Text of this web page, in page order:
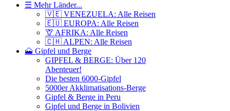
☰ Mehr Länder...
🇻🇪 VENEZUELA: Alle Reisen
🇪🇺 EUROPA: Alle Reisen
🦒 AFRIKA: Alle Reisen
🇨🇭 ALPEN: Alle Reisen
🗻 Gipfel und Berge
GIPFEL & BERGE: Über 120
Abenteuer!
Die besten 6000-Gipfel
5000er Akklimatisations-Berge
Gipfel & Berge in Peru
Gipfel und Berge in Bolivien